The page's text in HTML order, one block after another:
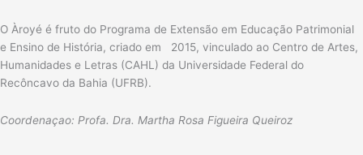
O Àroyé é fruto do Programa de Extensão em Educação Patrimonial
e Ensino de História, criado em 2015, vinculado ao Centro de Artes,
Humanidades e Letras (CAHL) da Universidade Federal do
Recôncavo da Bahia (UFRB).
Coordenaçao: Profa. Dra. Martha Rosa Figueira Queiroz